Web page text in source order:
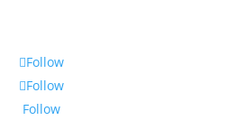
Follow
Follow
Follow